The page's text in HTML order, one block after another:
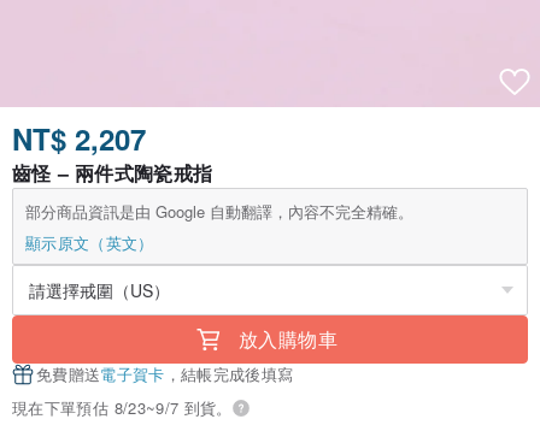
NT$ 2,207
齒怪 – 兩件式陶瓷戒指
部分商品資訊是由 Google 自動翻譯，內容不完全精確。
顯示原文（英文）
放入購物車
免費贈送電子賀卡 ，結帳完成後填寫
現在下單預估 8/23~9/7 到貨。